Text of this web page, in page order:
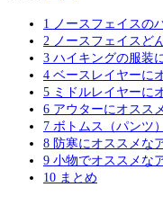
1 ノースフェイスの
2 ノースフェイスど
3 ハイキングの服装
4 ベースレイヤーに
5 ミドルレイヤーに
6 アウターにオスス
7 ボトムス（パンツ
8 防寒にオススメな
9 小物でオススメな
10 まとめ